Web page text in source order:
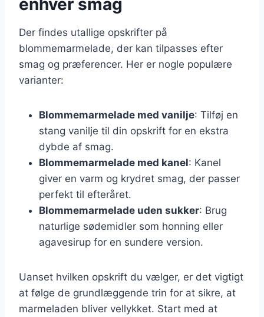
Der findes utallige opskrifter på
blommemarmelade, der kan tilpasses efter
smag og præferencer. Her er nogle populære
varianter:
Blommemarmelade med vanilje: Tilføj en
stang vanilje til din opskrift for en ekstra
dybde af smag.
Blommemarmelade med kanel: Kanel
giver en varm og krydret smag, der passer
perfekt til efteråret.
Blommemarmelade uden sukker: Brug
naturlige sødemidler som honning eller
agavesirup for en sundere version.
Uanset hvilken opskrift du vælger, er det vigtigt
at følge de grundlæggende trin for at sikre, at
marmeladen bliver vellykket. Start med at